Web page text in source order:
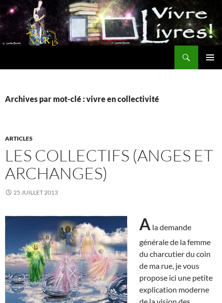
Aller
au
contenu
Archives par mot-clé : vivre en collectivité
ARTICLES
LES COLLECTIFS (ANGES ET
ARCHANGES)
25 JUILLET 2013
A la demande
générale de la femme
du charcutier du coin
de ma rue, je vous
propose ici une petite
explication moderne
de la vision des